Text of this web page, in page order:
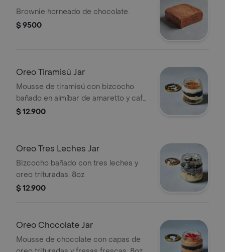
Brownie horneado de chocolate.
$ 9500
Oreo Tiramisú Jar
Mousse de tiramisú con bizcocho
bañado en almíbar de amaretto y café
con oreo trituradas. 8oz
$ 12.900
Oreo Tres Leches Jar
Bizcocho bañado con tres leches y
oreo trituradas. 8oz
$ 12.900
Oreo Chocolate Jar
Mousse de chocolate con capas de